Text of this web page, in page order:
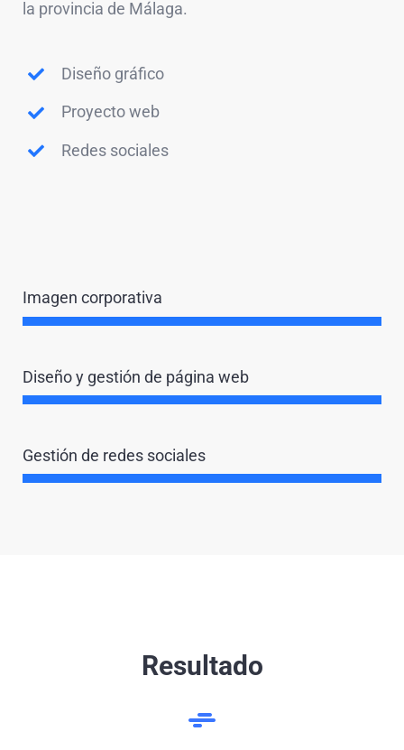
la provincia de Málaga.
Diseño gráfico
Proyecto web
Redes sociales
Imagen corporativa
Diseño y gestión de página web
Gestión de redes sociales
Resultado